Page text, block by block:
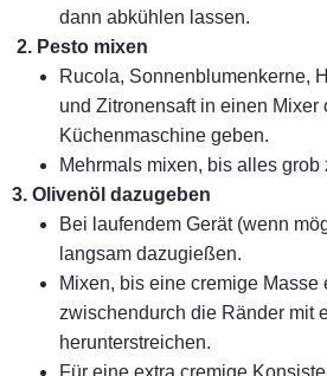
dann abkühlen lassen.
2. Pesto mixen
Rucola, Sonnenblumenkerne,
und Zitronensaft in einen Mixer
Küchenmaschine geben.
Mehrmals mixen, bis alles grob
3. Olivenöl dazugeben
Bei laufendem Gerät (wenn
langsam dazugießen.
Mixen, bis eine cremige Masse
zwischendurch die Ränder mit
herunterstreichen.
Für eine extra cremige